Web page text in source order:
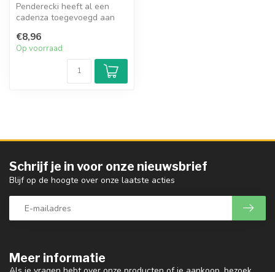
Penderecki heeft al een
cadenza toegevoegd aan
onze suc...
€8,96
Op voorraad
Meer informatie
Schrijf je in voor onze nieuwsbrief
Blijf op de hoogte over onze laatste acties